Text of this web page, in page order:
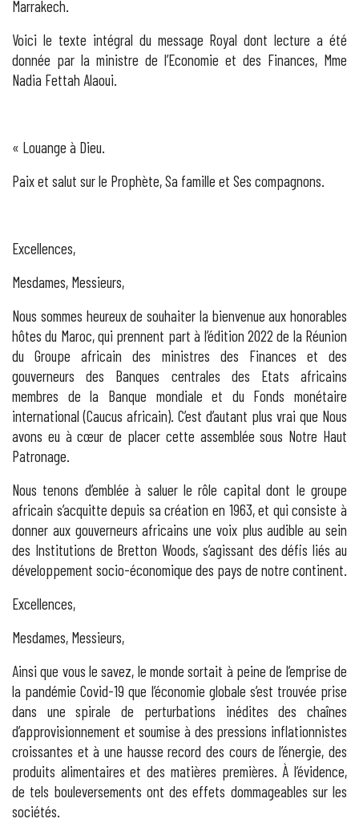
Marrakech.
Voici le texte intégral du message Royal dont lecture a été
donnée par la ministre de l’Economie et des Finances, Mme
Nadia Fettah Alaoui.
« Louange à Dieu.
Paix et salut sur le Prophète, Sa famille et Ses compagnons.
Excellences,
Mesdames, Messieurs,
Nous sommes heureux de souhaiter la bienvenue aux honorables
hôtes du Maroc, qui prennent part à l’édition 2022 de la Réunion
du Groupe africain des ministres des Finances et des
gouverneurs des Banques centrales des Etats africains
membres de la Banque mondiale et du Fonds monétaire
international (Caucus africain). C’est d’autant plus vrai que Nous
avons eu à cœur de placer cette assemblée sous Notre Haut
Patronage.
Nous tenons d’emblée à saluer le rôle capital dont le groupe
africain s’acquitte depuis sa création en 1963, et qui consiste à
donner aux gouverneurs africains une voix plus audible au sein
des Institutions de Bretton Woods, s’agissant des défis liés au
développement socio-économique des pays de notre continent.
Excellences,
Mesdames, Messieurs,
Ainsi que vous le savez, le monde sortait à peine de l’emprise de
la pandémie Covid-19 que l’économie globale s’est trouvée prise
dans une spirale de perturbations inédites des chaînes
d’approvisionnement et soumise à des pressions inflationnistes
croissantes et à une hausse record des cours de l’énergie, des
produits alimentaires et des matières premières. À l’évidence,
de tels bouleversements ont des effets dommageables sur les
sociétés.